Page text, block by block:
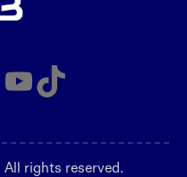
YouTube
TikTok
rights reserved.